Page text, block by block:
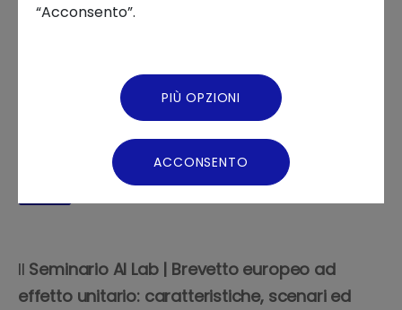
Salva l'appuntamento
1 KB
Il Seminario AI Lab | Brevetto europeo ad
effetto unitario: caratteristiche, scenari ed
“Acconsento”.
PIÙ OPZIONI
ACCONSENTO